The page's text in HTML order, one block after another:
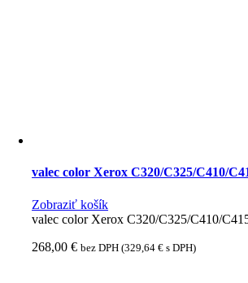
valec color Xerox C320/C325/C410/
Zobraziť košík
valec color Xerox C320/C325/C410/
268,00€ bez DPH (329,64€ s DPH)